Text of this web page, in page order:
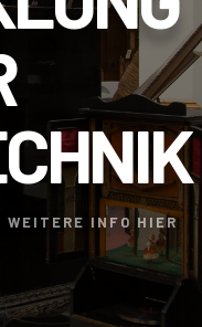
WEITERE INFO HIER